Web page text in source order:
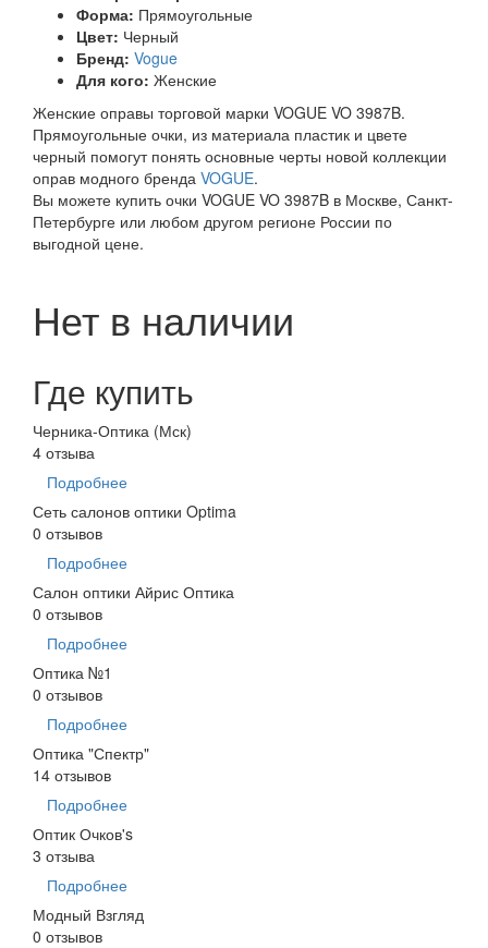
Форма: Прямоугольные
Цвет: Черный
Бренд: Vogue
Для кого: Женские
Женские оправы торговой марки VOGUE VO 3987B.
Прямоугольные очки, из материала пластик и цвете
черный помогут понять основные черты новой коллекции
оправ модного бренда VOGUE.
Вы можете купить очки VOGUE VO 3987B в Москве, Санкт-
Петербурге или любом другом регионе России по
выгодной цене.
Нет в наличии
Где купить
Черника-Оптика (Мск)
4 отзыва
Подробнее
Сеть салонов оптики Optima
0 отзывов
Подробнее
Салон оптики Айрис Оптика
0 отзывов
Подробнее
Оптика №1
0 отзывов
Подробнее
Оптика "Спектр"
14 отзывов
Подробнее
Оптик Очков's
3 отзыва
Подробнее
Модный Взгляд
0 отзывов